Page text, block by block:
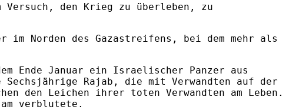
den Krieg zu überleben, zu
im Norden des Gazastreifens, bei dem mehr als
Januar ein Israelischer Panzer aus
Sechsjährige Rajab, die mit Verwandten auf der
den Leichen ihrer toten Verwandten am Leben.
verblutete.